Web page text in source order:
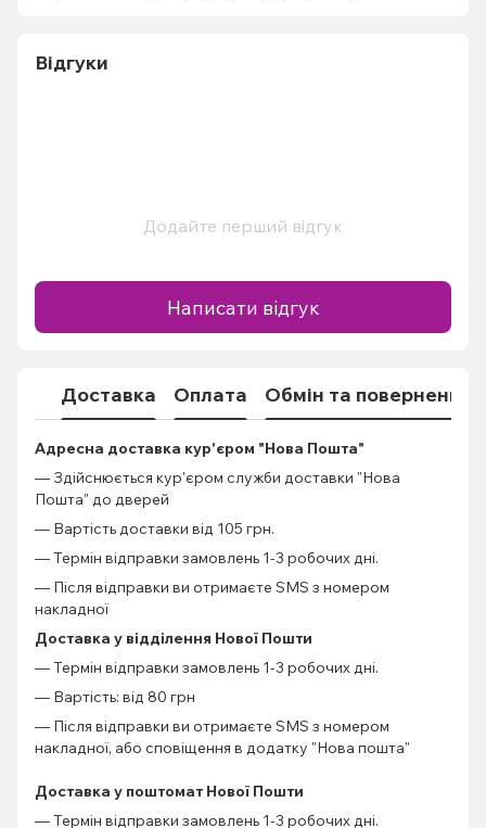
Відгуки
Додайте перший відгук
Написати відгук
Доставка Оплата Обмін та повернення
Адресна доставка кур'єром "Нова Пошта"
— Здійснюється кур'єром служби доставки "Нова
Пошта" до дверей
— Вартість доставки від 105 грн.
— Термін відправки замовлень 1-3 робочих дні.
— Після відправки ви отримаєте SMS з номером
накладної
Доставка у відділення Нової Пошти
— Термін відправки замовлень 1-3 робочих дні.
— Вартість: від 80 грн
— Після відправки ви отримаєте SMS з номером
накладної, або сповіщення в додатку "Нова пошта"
Доставка у поштомат Нової Пошти
— Термін відправки замовлень 1-3 робочих дні.